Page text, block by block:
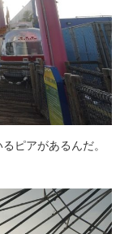
ピアがあるんだ。